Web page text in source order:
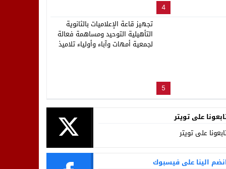
4
5
تجهيز قاعة الإعلاميات بالثانوية
التأهيلية التوحيد ومساهمة فعالة
لجمعية أمهات وآباء وأولياء تلاميذ
على تويتر
على تويتر
الينا على فيسبوك